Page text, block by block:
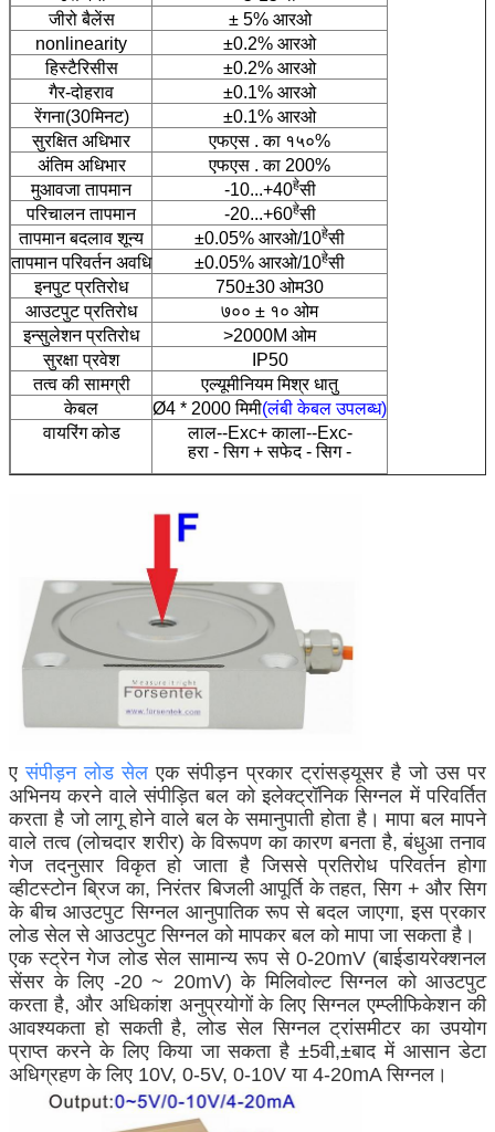
जीरो बैलेंस
± 5% आरओ
nonlinearity
±0.2% आरओ
हिस्टैरिसीस
±0.2% आरओ
गैर-दोहराव
±0.1% आरओ
रेंगना(30मिनट)
±0.1% आरओ
सुरक्षित अधिभार
एफएस . का १५०%
अंतिम अधिभार
एफएस . का 200%
मुआवजा तापमान
-10...+40हेसी
परिचालन तापमान
-20...+60हेसी
तापमान बदलाव शून्य
±0.05% आरओ/10हेसी
तापमान परिवर्तन अवधि
±0.05% आरओ/10हेसी
इनपुट प्रतिरोध
750±30 ओम30
आउटपुट प्रतिरोध
७०० ± १० ओम
इन्सुलेशन प्रतिरोध
>2000M ओम
सुरक्षा प्रवेश
IP50
तत्व की सामग्री
एल्यूमीनियम मिश्र धातु
केबल
Ø4 * 2000 मिमी(लंबी केबल उपलब्ध)
वायरिंग कोड
लाल--Exc+ काला--Exc-
हरा - सिग + सफेद - सिग -
एसंपीड़न लोड सेल एक संपीड़न प्रकार ट्रांसड्यूसर है जो उस पर
अभिनय करने वाले संपीड़ित बल को इलेक्ट्रॉनिक सिग्नल में परिवर्तित
करता है जो लागू होने वाले बल के समानुपाती होता है। मापा बल मापने
वाले तत्व (लोचदार शरीर) के विरूपण का कारण बनता है, बंधुआ तनाव
गेज तदनुसार विकृत हो जाता है जिससे प्रतिरोध परिवर्तन होगा
व्हीटस्टोन ब्रिज का, निरंतर बिजली आपूर्ति के तहत, सिग + और सिग
के बीच आउटपुट सिग्नल आनुपातिक रूप से बदल जाएगा, इस प्रकार
लोड सेल से आउटपुट सिग्नल को मापकर बल को मापा जा सकता है।
एक स्ट्रेन गेज लोड सेल सामान्य रूप से 0-20mV (बाईडायरेक्शनल
सेंसर के लिए -20 ~ 20mV) के मिलिवोल्ट सिग्नल को आउटपुट
करता है, और अधिकांश अनुप्रयोगों के लिए सिग्नल एम्प्लीफिकेशन की
आवश्यकता हो सकती है, लोड सेल सिग्नल ट्रांसमीटर का उपयोग
प्राप्त करने के लिए किया जा सकता है±5वी,±बाद में आसान डेटा
अधिग्रहण के लिए 10V, 0-5V, 0-10V या 4-20mA सिग्नल।